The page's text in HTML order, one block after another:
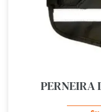
PERNEIRA